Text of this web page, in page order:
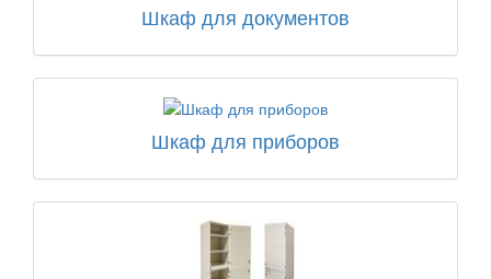
Шкаф для документов
Шкаф для приборов